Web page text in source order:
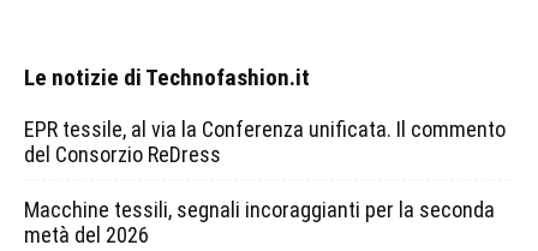
Le notizie di Technofashion.it
EPR tessile, al via la Conferenza unificata. Il commento
del Consorzio ReDress
Macchine tessili, segnali incoraggianti per la seconda
metà del 2026